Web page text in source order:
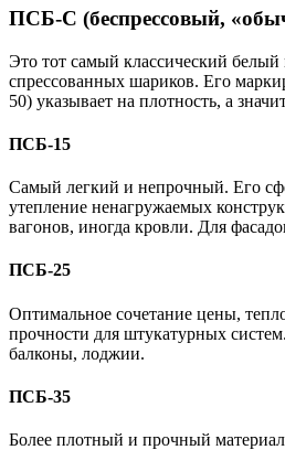
ПСБ-С (беспрессовый,
Это тот самый классический белый
спрессованных шариков. Его
50) указывает на плотность, а
ПСБ-15
Самый легкий и непрочный. Его
утепление ненагружаемых
вагонов, иногда кровли. Для
ПСБ-25
Оптимальное сочетание цены,
прочности для штукатурных
балконы, лоджии.
ПСБ-35
Более плотный и прочный